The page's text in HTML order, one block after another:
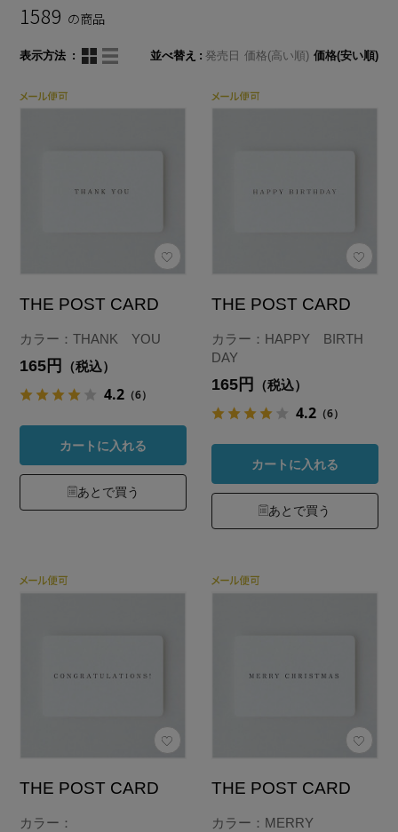
1589 の商品
表示方法 並べ替え 発売日 価格(高い順) 価格(安い順)
THE POST CARD
カラー：THANK YOU
165円 （税込）
4.2 （6）
カートに入れる
あとで買う
THE POST CARD
カラー：HAPPY BIRTH
DAY
165円 （税込）
4.2 （6）
カートに入れる
あとで買う
THE POST CARD
カラー：
THE POST CARD
カラー：MERRY